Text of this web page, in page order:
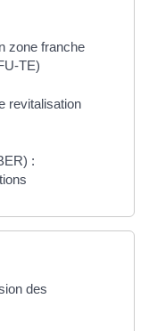
zone franche
TE)
revitalisation
:
des